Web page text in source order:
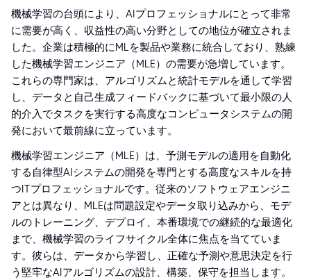
機械学習の台頭により、AIプロフェッショナルにとって非常
に需要が高く、収益性の高い分野としての地位が確立されま
した。企業は積極的にMLを製品や業務に統合しており、熟練
した機械学習エンジニア（MLE）の需要が急増しています。
これらの専門家は、アルゴリズムと統計モデルを通して学習
し、データと自己生成フィードバックに基づいて最小限の人
的介入でタスクを実行する高度なコンピュータシステムの開
発において最前線に立っています。
機械学習エンジニア（MLE）は、予測モデルの適用を自動化
する自律型AIシステムの開発を専門とする高度なスキルを持
つITプロフェッショナルです。従来のソフトウェアエンジニ
アとは異なり、MLEは問題設定やデータ取り込みから、モデ
ルのトレーニング、デプロイ、本番環境での継続的な最適化
まで、機械学習のライフサイクル全体に焦点を当てていま
す。彼らは、データから学習し、正確な予測や意思決定を行
う堅牢なAIアルゴリズムの設計、構築、保守を担当します。